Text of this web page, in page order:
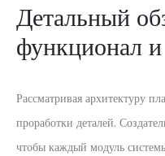
Детальный
функционал и
Рассматривая архитектуру
проработки деталей.
чтобы каждый модуль